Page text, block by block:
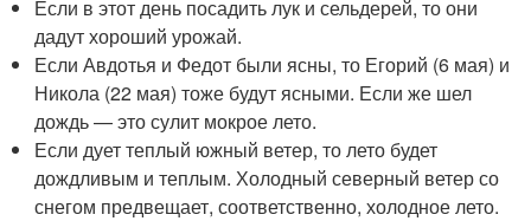
Если в этот день посадить лук и сельдерей, то они
дадут хороший урожай.
Если Авдотья и Федот были ясны, то Егорий (6 мая) и
Никола (22 мая) тоже будут ясными. Если же шел
дождь — это сулит мокрое лето.
Если дует теплый южный ветер, то лето будет
дождливым и теплым. Холодный северный ветер со
снегом предвещает, соответственно, холодное лето.